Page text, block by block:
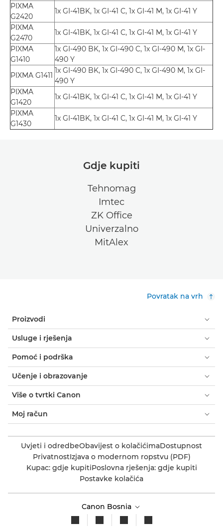
PIXMA
G2420
1x GI-41BK, 1x GI-41 C, 1x GI-41 M, 1x GI-41 Y
PIXMA
G2470
1x GI-41BK, 1x GI-41 C, 1x GI-41 M, 1x GI-41 Y
PIXMA
G1410
1x GI-490 BK, 1x GI-490 C, 1x GI-490 M, 1x GI-
490 Y
PIXMA G1411
1x GI-490 BK, 1x GI-490 C, 1x GI-490 M, 1x GI-
490 Y
PIXMA
G1420
1x GI-41BK, 1x GI-41 C, 1x GI-41 M, 1x GI-41 Y
PIXMA
G1430
1x GI-41BK, 1x GI-41 C, 1x GI-41 M, 1x GI-41 Y
Gdje kupiti
Tehnomag
Imtec
ZK Office
Univerzalno
MitAlex
Povratak na vrh
Proizvodi
Usluge i rješenja
Pomoć i podrška
Učenje i obrazovanje
Više o tvrtki Canon
Moj račun
Uvjeti i odredbeObavijest o kolačićimaDostupnost
PrivatnostIzjava o modernom ropstvu (PDF)
Kupac: gdje kupitiPoslovna rješenja: gdje kupiti
Postavke kolačića
Canon Bosnia